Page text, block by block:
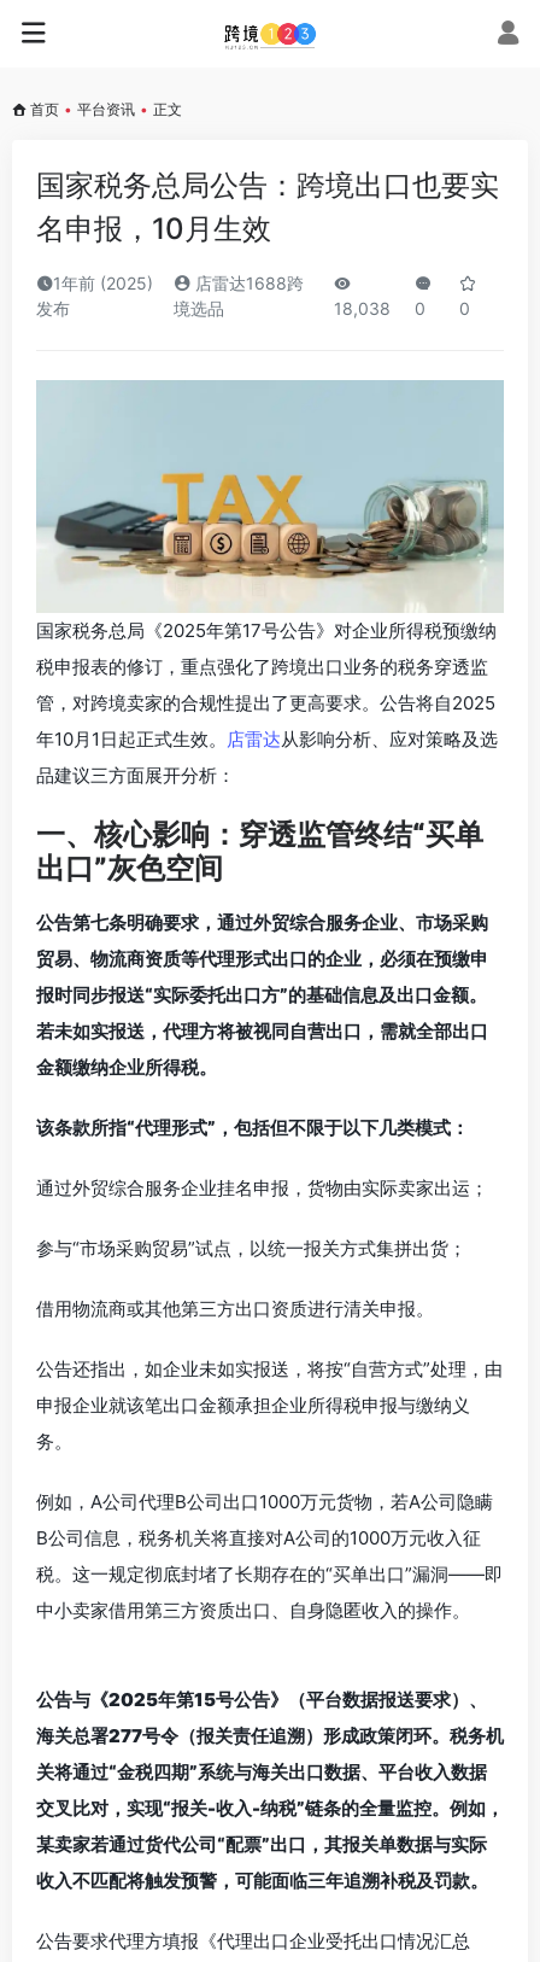
首页 • 平台资讯 • 正文
国家税务总局公告：跨境出口也要实
名申报，10月生效
1年前 (2025)
发布
店雷达1688跨
境选品
18,038 0 0
国家税务总局《2025年第17号公告》对企业所得税预缴纳
税申报表的修订，重点强化了跨境出口业务的税务穿透监
管，对跨境卖家的合规性提出了更高要求。公告将自2025
年10月1日起正式生效。
店雷达从影响分析、应对策略及选
品建议三方面展开分析：
一、核心影响：穿透监管终结“买单
出口”灰色空间
公告第七条明确要求，通过外贸综合服务企业、市场采购
贸易、物流商资质等代理形式出口的企业，必须在预缴申
报时同步报送“实际委托出口方”的基础信息及出口金额。
若未如实报送，代理方将被视同自营出口，需就全部出口
金额缴纳企业所得税。
该条款所指“代理形式”，包括但不限于以下几类模式：
通过外贸综合服务企业挂名申报，货物由实际卖家出运；
参与“市场采购贸易”试点，以统一报关方式集拼出货；
借用物流商或其他第三方出口资质进行清关申报。
公告还指出，如企业未如实报送，将按“自营方式”处理，由
申报企业就该笔出口金额承担企业所得税申报与缴纳义
务。
例如，A公司代理B公司出口1000万元货物，若A公司隐瞒
B公司信息，税务机关将直接对A公司的1000万元收入征
税。这一规定彻底封堵了长期存在的“买单出口”漏洞——即
中小卖家借用第三方资质出口、自身隐匿收入的操作。
公告与《2025年第15号公告》（平台数据报送要求）、
海关总署277号令（报关责任追溯）形成政策闭环。税务机
关将通过“金税四期”系统与海关出口数据、平台收入数据
交叉比对，实现“报关-收入-纳税”链条的全量监控。例如，
某卖家若通过货代公司“配票”出口，其报关单数据与实际
收入不匹配将触发预警，可能面临三年追溯补税及罚款。
公告要求代理方填报《代理出口企业受托出口情况汇总